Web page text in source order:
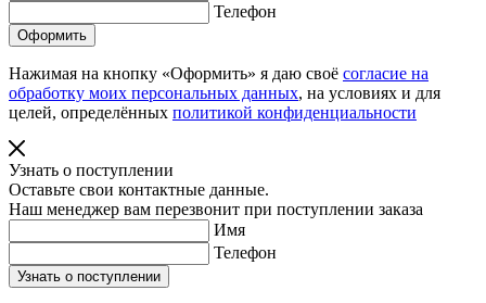
Телефон
Нажимая на кнопку «Оформить» я даю своё согласие на
обработку моих персональных данных, на условиях и для
целей, определённых политикой конфиденциальности
Узнать о поступлении
Оставьте свои контактные данные.
Наш менеджер вам перезвонит при поступлении заказа
Имя
Телефон